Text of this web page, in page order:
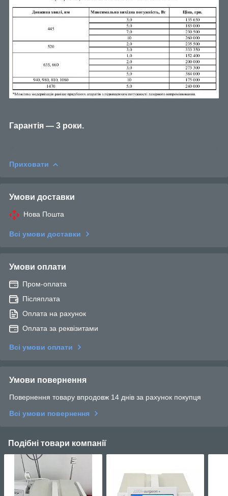
Гарантія — 3 роки.
Приховати
Умови доставки
Нова Пошта
Всі умови доставки
Умови оплати
Пром-оплата
Післяплата
Оплата на рахунок
Оплата за реквізитами
Всі умови оплати
Умови повернення
Повернення товару впродовж 14 днів за рахунок покупця
Всі умови повернення
Подібні товари компанії